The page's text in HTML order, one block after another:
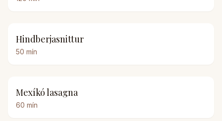
Hindberjasnittur
50 mín
Mexíkó lasagna
60 mín